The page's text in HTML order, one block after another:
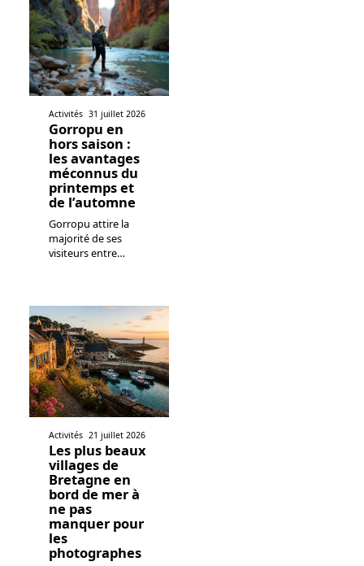
Activités 31 juillet 2026
Gorropu en
hors saison :
les avantages
méconnus du
printemps et
de l’automne
Gorropu attire la
majorité de ses
visiteurs entre…
Activités 21 juillet 2026
Les plus beaux
villages de
Bretagne en
bord de mer à
ne pas
manquer pour
les
photographes